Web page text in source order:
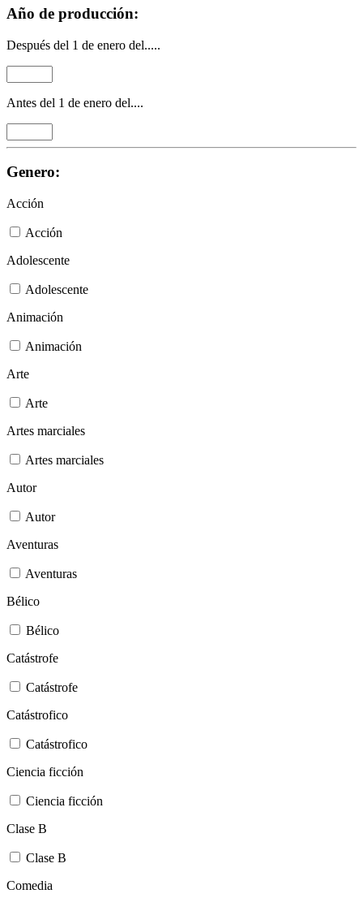
Año de producción:
Después del 1 de enero del.....
Antes del 1 de enero del....
Genero:
Acción
Acción
Adolescente
Adolescente
Animación
Animación
Arte
Arte
Artes marciales
Artes marciales
Autor
Autor
Aventuras
Aventuras
Bélico
Bélico
Catástrofe
Catástrofe
Catástrofico
Catástrofico
Ciencia ficción
Ciencia ficción
Clase B
Clase B
Comedia